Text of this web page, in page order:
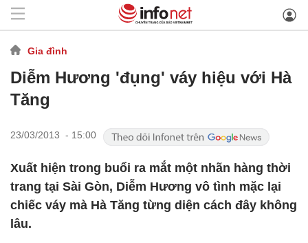
Gia đình
Diễm Hương 'đụng' váy hiệu với Hà
Tăng
23/03/2013 - 15:00
Xuất hiện trong buổi ra mắt một nhãn hàng thời
trang tại Sài Gòn, Diễm Hương vô tình mặc lại
chiếc váy mà Hà Tăng từng diện cách đây không
lâu.